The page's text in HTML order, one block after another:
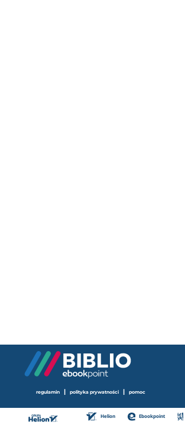
regulamin | polityka prywatności | pomoc
Helion Ebookpoint